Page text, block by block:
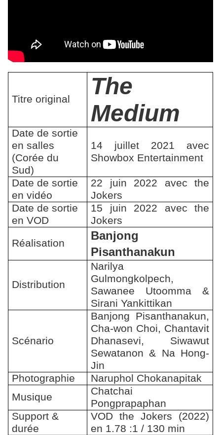
Titre original
The
Medium
Date de sortie
en salles
(Corée du
Sud)
14 juillet 2021 avec
Showbox Entertainment
Date de sortie
en vidéo
22 juin 2022 avec the
Jokers
Date de sortie
en VOD
15 juin 2022 avec the
Jokers
Réalisation
Banjong
Pisanthanakun
Distribution
Narilya
Gulmongkolpech,
Sawanee Utoomma &
Sirani Yankittikan
Scénario
Banjong Pisanthanakun,
Cha-won Choi, Chantavit
Dhanasevi, Siwawut
Sewatanon & Na Hong-
Jin
Photographie
Naruphol Chokanapitak
Musique
Chatchai
Pongprapaphan
Support &
durée
VOD the Jokers (2022)
en 1.78 :1 / 130 min